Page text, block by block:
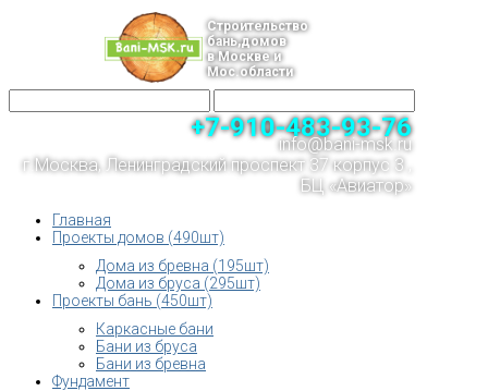
Строительство
бань,домов
в Москве и
Мос.области
+7-910-483-93-76
info@bani-msk.ru
г.Москва, Ленинградский проспект 37 корпус 3 ,
БЦ «Авиатор»
Главная
Проекты домов (490шт)
Дома из бревна (195шт)
Дома из бруса (295шт)
Проекты бань (450шт)
Каркасные бани
Бани из бруса
Бани из бревна
Фундамент